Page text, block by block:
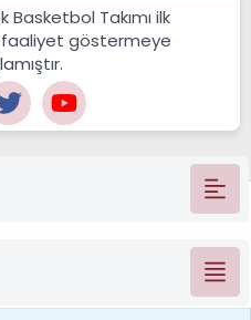
Basketbol Takımı ilk
faaliyet göstermeye